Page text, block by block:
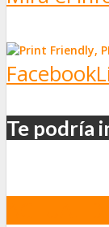
Facebook
Te podría